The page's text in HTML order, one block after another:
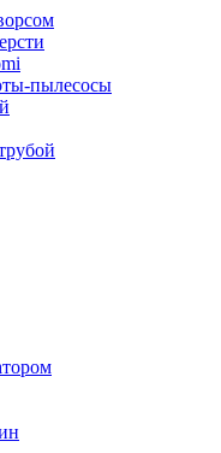
пылесосы